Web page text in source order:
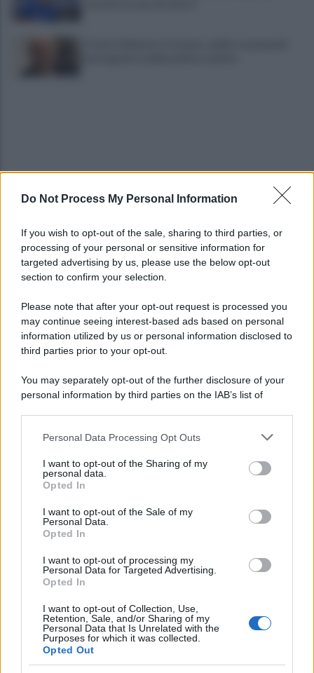
Do Not Process My Personal Information
If you wish to opt-out of the sale, sharing to third parties, or
processing of your personal or sensitive information for
targeted advertising by us, please use the below opt-out
section to confirm your selection.
Please note that after your opt-out request is processed you
may continue seeing interest-based ads based on personal
information utilized by us or personal information disclosed to
third parties prior to your opt-out.
You may separately opt-out of the further disclosure of your
personal information by third parties on the IAB’s list of
This information may also be disclosed by us to third parties
disclose it to other third parties.
Please note that this website/app uses one or more Google
services and may gather and store information including but
not limited to your visit or usage behaviour. You may click to
grant or deny consent to Google and its third-party tags to
consent section.
Personal Data Processing Opt Outs
I want to opt-out of the Sharing of my
personal data.
Opted In
I want to opt-out of the Sale of my
Personal Data.
Opted In
I want to opt-out of processing my
Personal Data for Targeted Advertising.
Opted In
I want to opt-out of Collection, Use,
Retention, Sale, and/or Sharing of my
Personal Data that Is Unrelated with the
Purposes for which it was collected.
Opted Out
Copagri: bene intervento su gasolio ma al Sannio
La strada, la scelta di farla finita: quante vite
spezzate, quanto dolore